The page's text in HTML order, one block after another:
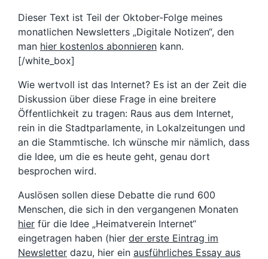
Dieser Text ist Teil der Oktober-Folge meines
monatlichen Newsletters „Digitale Notizen“, den
man hier kostenlos abonnieren kann.
[/white_box]
Wie wertvoll ist das Internet? Es ist an der Zeit die
Diskussion über diese Frage in eine breitere
Öffentlichkeit zu tragen: Raus aus dem Internet,
rein in die Stadtparlamente, in Lokalzeitungen und
an die Stammtische. Ich wünsche mir nämlich, dass
die Idee, um die es heute geht, genau dort
besprochen wird.
Auslösen sollen diese Debatte die rund 600
Menschen, die sich in den vergangenen Monaten
hier für die Idee „Heimatverein Internet“
eingetragen haben (hier der erste Eintrag im
Newsletter dazu, hier ein ausführliches Essay aus